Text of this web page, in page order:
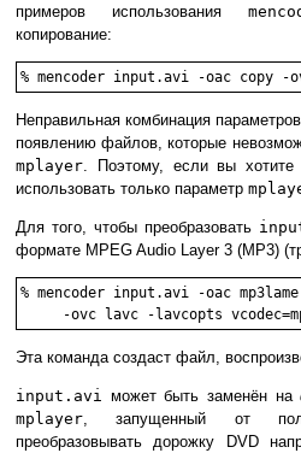
примеров использования
копирование:
% mencoder input.avi -oac copy -
Неправильная комбинация
появлению файлов, которые
mplayer . Поэтому, если вы
использовать только параметр
Для того, чтобы преобразовать
формате MPEG Audio Layer 3 (MP3)
% mencoder input.avi -oac
-ovc lavc -lavcopts
Эта команда создаст файл,
input.avi может быть заменён на
mplayer , запущенный от
преобразовывать дорожку DVD